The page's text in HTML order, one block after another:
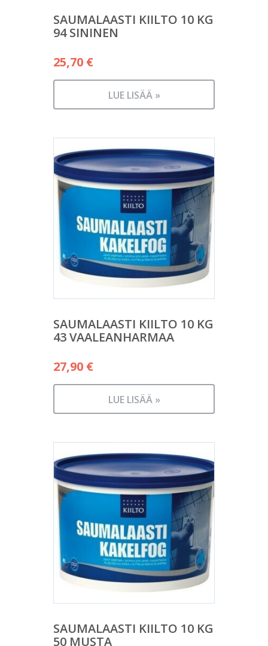
SAUMALAASTI KIILTO 10 KG
94 SININEN
25,70 €
LUE LISÄÄ »
SAUMALAASTI KIILTO 10 KG
43 VAALEANHARMAA
27,90 €
LUE LISÄÄ »
SAUMALAASTI KIILTO 10 KG
50 MUSTA